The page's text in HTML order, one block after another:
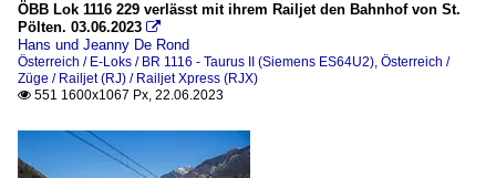
ÖBB Lok 1116 229 verlässt mit ihrem Railjet den Bahnhof von St.
Pölten. 03.06.2023 
Hans und Jeanny De Rond
Österreich / E-Loks / BR 1116 - Taurus II (Siemens ES64U2), Österreich /
Züge / Railjet (RJ) / Railjet Xpress (RJX)
 551 1600x1067 Px, 22.06.2023